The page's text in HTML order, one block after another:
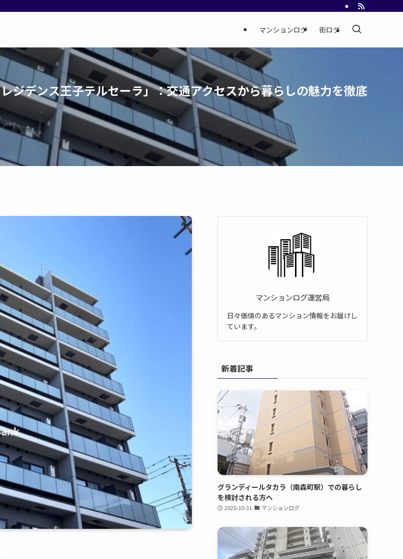
マンションログ 街ログ
ジデンス王子テルセーラ」：交通アクセスから暮らしの魅力を徹底
マンションログ運営局
日々価値のあるマンション情報をお届けし
ています。
新着記事
グランディールタカラ（南森町駅）での暮らし
を検討される方へ
2025-10-31 マンションログ